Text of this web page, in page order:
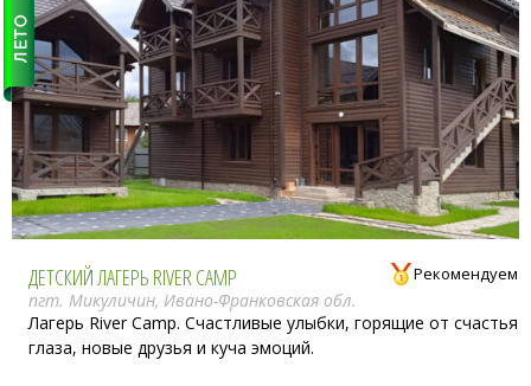
ДЕТСКИЙ ЛАГЕРЬ RIVER CAMP
пгт. Микуличин, Ивано-Франковская обл.
Лагерь River Camp. Счастливые улыбки, горящие от счастья
глаза, новые друзья и куча эмоций.
Рекомендуем